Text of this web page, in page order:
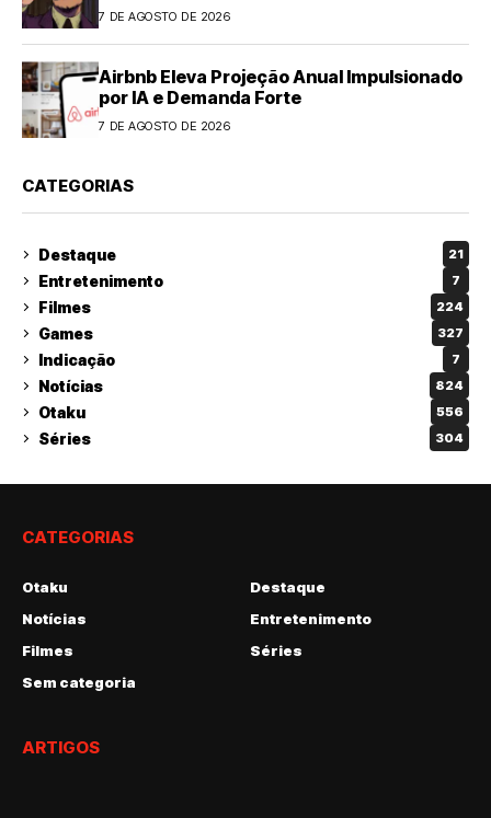
7 DE AGOSTO DE 2026
Airbnb Eleva Projeção Anual Impulsionado
por IA e Demanda Forte
7 DE AGOSTO DE 2026
CATEGORIAS
Destaque 21
Entretenimento 7
Filmes 224
Games 327
Indicação 7
Notícias 824
Otaku 556
Séries 304
CATEGORIAS
Otaku
Destaque
Notícias
Entretenimento
Filmes
Séries
Sem categoria
ARTIGOS